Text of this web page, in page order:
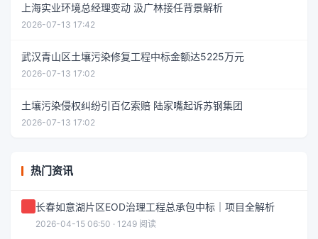
上海实业环境总经理变动 汲广林接任背景解析
2026-07-13 17:42
武汉青山区土壤污染修复工程中标金额达5225万元
2026-07-13 17:02
土壤污染侵权纠纷引百亿索赔 陆家嘴起诉苏钢集团
2026-07-13 17:02
热门资讯
长春如意湖片区EOD治理工程总承包中标｜项目全解析
2026-04-15 06:50 · 1249 阅读